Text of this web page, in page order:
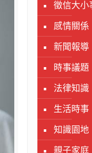
徵信大小
感情關係
新聞報導
時事議題
法律知識
生活時事
知識園地
親子家庭